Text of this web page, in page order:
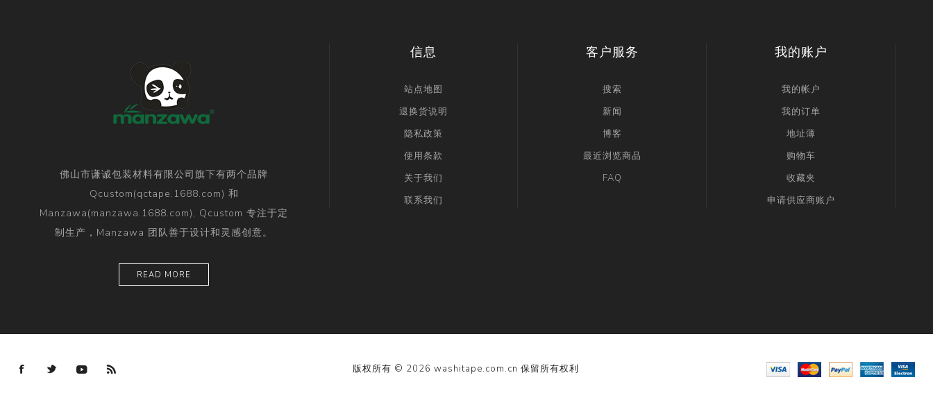
佛山市谦诚包装材料有限公司旗下有两个品牌
Qcustom(qctape.1688.com) 和
Manzawa(manzawa.1688.com), Qcustom 专注于定
制生产，Manzawa 团队善于设计和灵感创意。
READ MORE
信息
站点地图
退换货说明
隐私政策
使用条款
关于我们
联系我们
客户服务
搜索
新闻
博客
最近浏览商品
FAQ
我的账户
我的帐户
我的订单
地址薄
购物车
收藏夹
申请供应商账户
版权所有 © 2026 washitape.com.cn 保留所有权利